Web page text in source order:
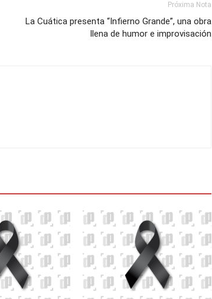
Próxima Nota
La Cuática presenta “Infierno Grande”, una obra
llena de humor e improvisación